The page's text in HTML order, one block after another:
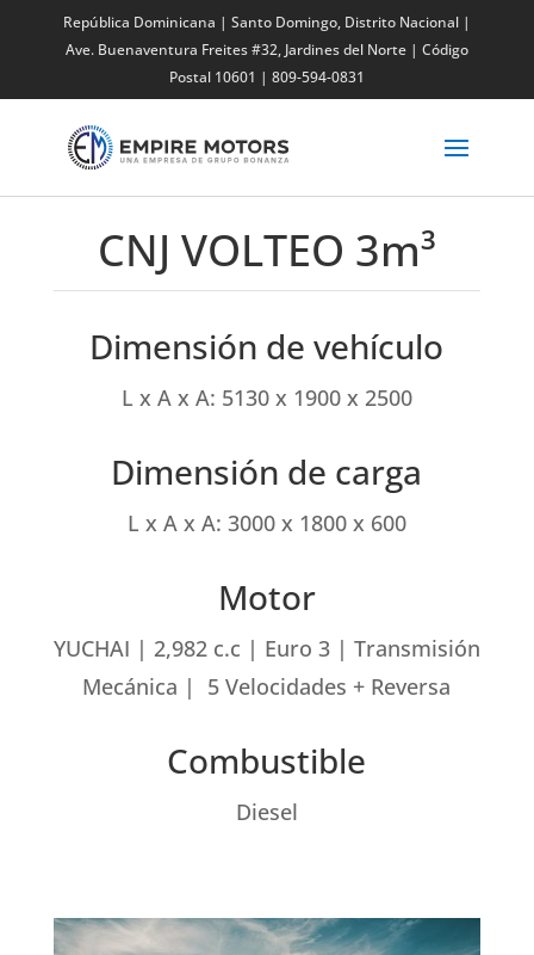
República Dominicana | Santo Domingo, Distrito Nacional |
Ave. Buenaventura Freites #32, Jardines del Norte | Código
Postal 10601 | 809-594-0831
CNJ VOLTEO 3m³
Dimensión de vehículo
L x A x A: 5130 x 1900 x 2500
Dimensión de carga
L x A x A: 3000 x 1800 x 600
Motor
YUCHAI | 2,982 c.c | Euro 3 | Transmisión
Mecánica | 5 Velocidades + Reversa
Combustible
Diesel